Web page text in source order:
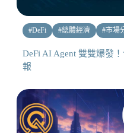
#DeFi #總體經濟 #市場
DeFi AI Agent 雙雙爆發
報